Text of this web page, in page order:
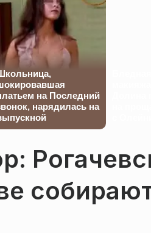
на Последний
нарядилась на